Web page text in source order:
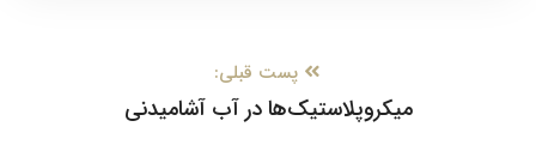
پست قبلی:
میکروپلاستیک‌ها در آب آشامیدنی